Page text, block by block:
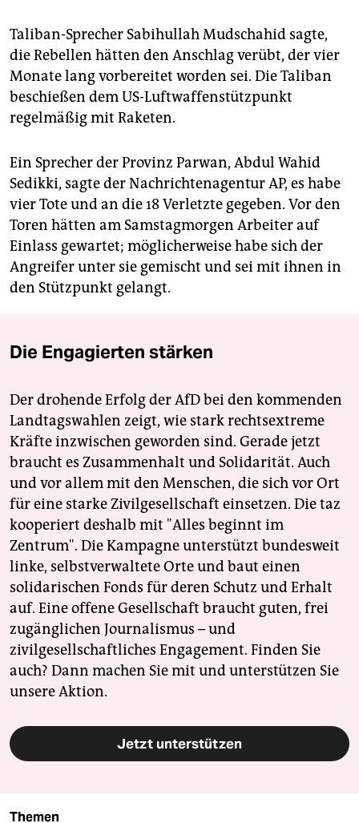
Taliban-Sprecher Sabihullah Mudschahid sagte,
die Rebellen hätten den Anschlag verübt, der vier
Monate lang vorbereitet worden sei. Die Taliban
beschießen dem US-Luftwaffenstützpunkt
regelmäßig mit Raketen.
Ein Sprecher der Provinz Parwan, Abdul Wahid
Sedikki, sagte der Nachrichtenagentur AP, es habe
vier Tote und an die 18 Verletzte gegeben. Vor den
Toren hätten am Samstagmorgen Arbeiter auf
Einlass gewartet; möglicherweise habe sich der
Angreifer unter sie gemischt und sei mit ihnen in
den Stützpunkt gelangt.
Die Engagierten stärken
Der drohende Erfolg der AfD bei den kommenden
Landtagswahlen zeigt, wie stark rechtsextreme
Kräfte inzwischen geworden sind. Gerade jetzt
braucht es Zusammenhalt und Solidarität. Auch
und vor allem mit den Menschen, die sich vor Ort
für eine starke Zivilgesellschaft einsetzen. Die taz
kooperiert deshalb mit "Alles beginnt im
Zentrum". Die Kampagne unterstützt bundesweit
linke, selbstverwaltete Orte und baut einen
solidarischen Fonds für deren Schutz und Erhalt
auf. Eine offene Gesellschaft braucht guten, frei
zugänglichen Journalismus – und
zivilgesellschaftliches Engagement. Finden Sie
auch? Dann machen Sie mit und unterstützen Sie
unsere Aktion.
Jetzt unterstützen
Themen